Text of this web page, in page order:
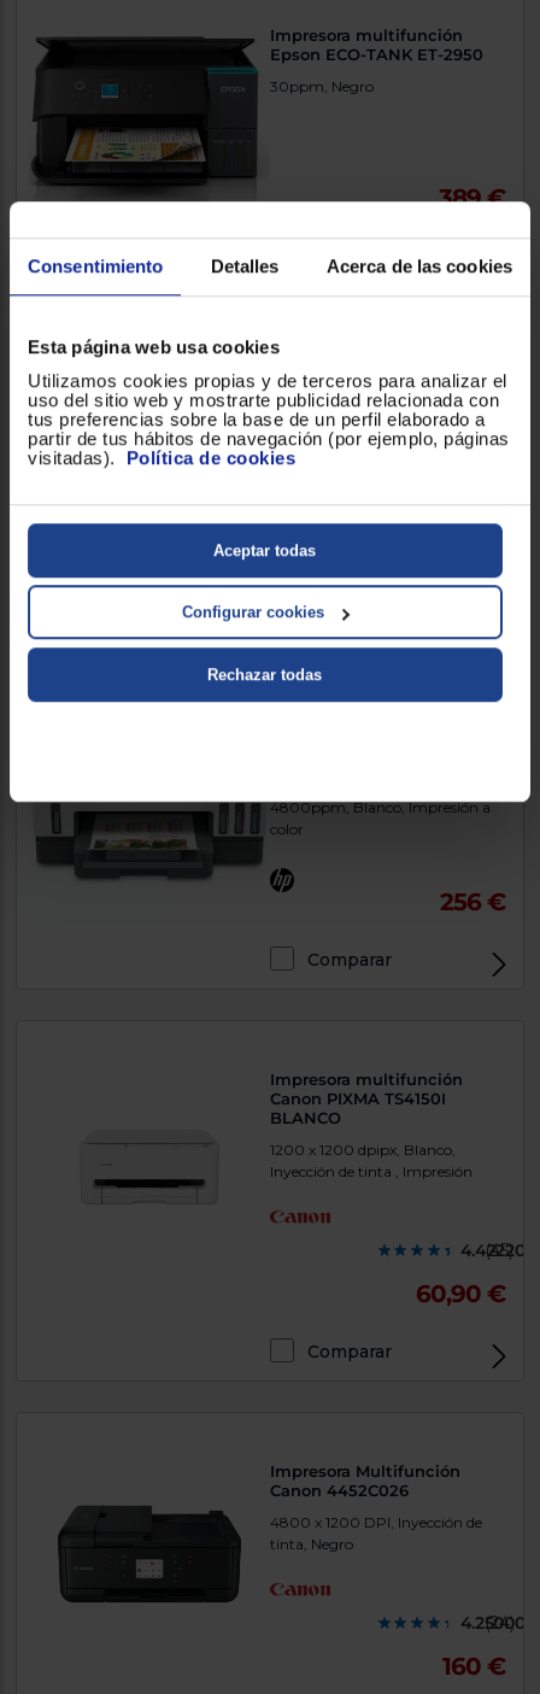
Consentimiento Detalles Acerca de las cookies
Esta página web usa cookies
Utilizamos cookies propias y de terceros para analizar el
uso del sitio web y mostrarte publicidad relacionada con
tus preferencias sobre la base de un perfil elaborado a
partir de tus hábitos de navegación (por ejemplo, páginas
visitadas). Política de cookies
Aceptar todas
Configurar cookies
Rechazar todas
Impresora multifunción
Epson ECO-TANK ET-2950
30ppm, Negro
389 €
Comparar
Impresora multifunción HP
OFFICEJET PRO 9125E
32ppm, Blanco, Impresión a
color
179 €
Comparar
Exclusivo Web
4800ppm, Blanco, Impresión a
color
256 €
Comparar
Impresora multifunción
Canon PIXMA TS4150I
BLANCO
1200 x 1200 dpipx, Blanco,
Inyección de tinta , Impresión
(45)
60,90 €
Comparar
Impresora Multifunción
Canon 4452C026
4800 x 1200 DPI, Inyección de
tinta, Negro
(24)
160 €